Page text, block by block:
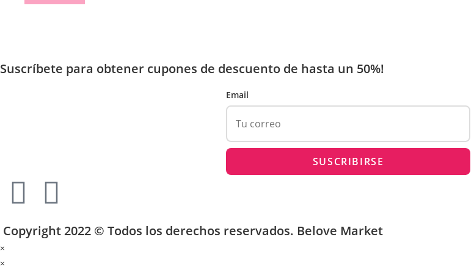
Suscríbete para obtener cupones de descuento de hasta un 50%!
Email
Copyright 2022 © Todos los derechos reservados. Belove Market
×
×